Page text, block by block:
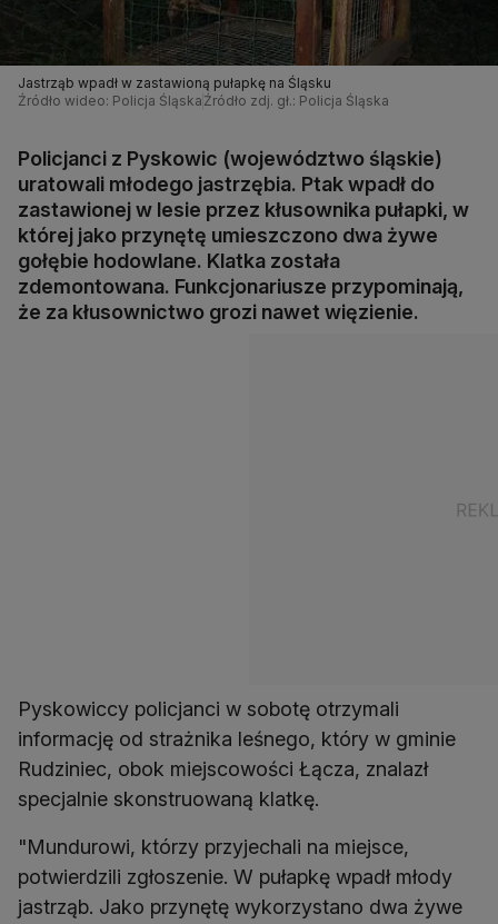
Jastrząb wpadł w zastawioną pułapkę na Śląsku
Źródło wideo: Policja Śląska Źródło zdj. gł.: Policja Śląska
Policjanci z Pyskowic (województwo śląskie)
uratowali młodego jastrzębia. Ptak wpadł do
zastawionej w lesie przez kłusownika pułapki, w
której jako przynętę umieszczono dwa żywe
gołębie hodowlane. Klatka została
zdemontowana. Funkcjonariusze przypominają,
że za kłusownictwo grozi nawet więzienie.
Pyskowiccy policjanci w sobotę otrzymali
informację od strażnika leśnego, który w gminie
Rudziniec, obok miejscowości Łącza, znalazł
specjalnie skonstruowaną klatkę.
"Mundurowi, którzy przyjechali na miejsce,
potwierdzili zgłoszenie. W pułapkę wpadł młody
jastrząb. Jako przynętę wykorzystano dwa żywe